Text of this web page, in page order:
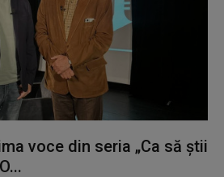
voce din seria „Ca să știi